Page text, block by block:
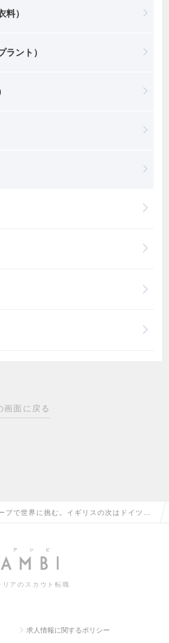
）
ント）
画面に戻る
プで世界に挑む。イギリスの次はドイツ駐
リアのスカウト転職
求人情報に関するポリシー